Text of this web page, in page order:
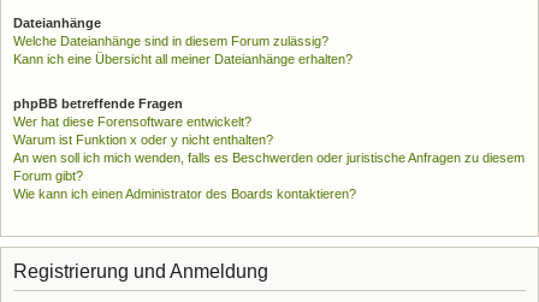
Dateianhänge
Welche Dateianhänge sind in diesem Forum zulässig?
Kann ich eine Übersicht all meiner Dateianhänge erhalten?
phpBB betreffende Fragen
Wer hat diese Forensoftware entwickelt?
Warum ist Funktion x oder y nicht enthalten?
An wen soll ich mich wenden, falls es Beschwerden oder juristische Anfragen zu diesem
Forum gibt?
Wie kann ich einen Administrator des Boards kontaktieren?
Registrierung und Anmeldung